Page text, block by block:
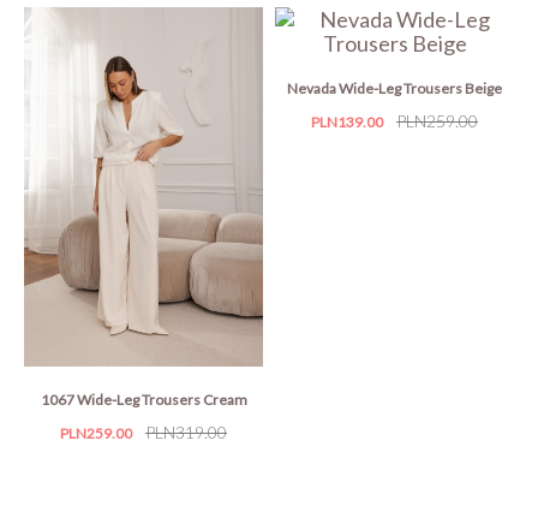
1067 Wide-Leg Trousers Cream
Price
PLN259.00
Regular
PLN319.00
Nevada Wide-Leg Trousers Beige
Price
PLN139.00
Regular
PLN259.00